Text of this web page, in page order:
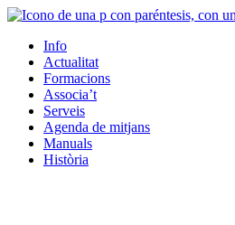
Info
Actualitat
Formacions
Associa’t
Serveis
Agenda de mitjans
Manuals
Història